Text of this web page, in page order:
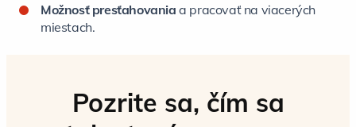
Možnosť presťahovaniaa pracovať na viacerých
miestach.
Pozrite sa, čím sa